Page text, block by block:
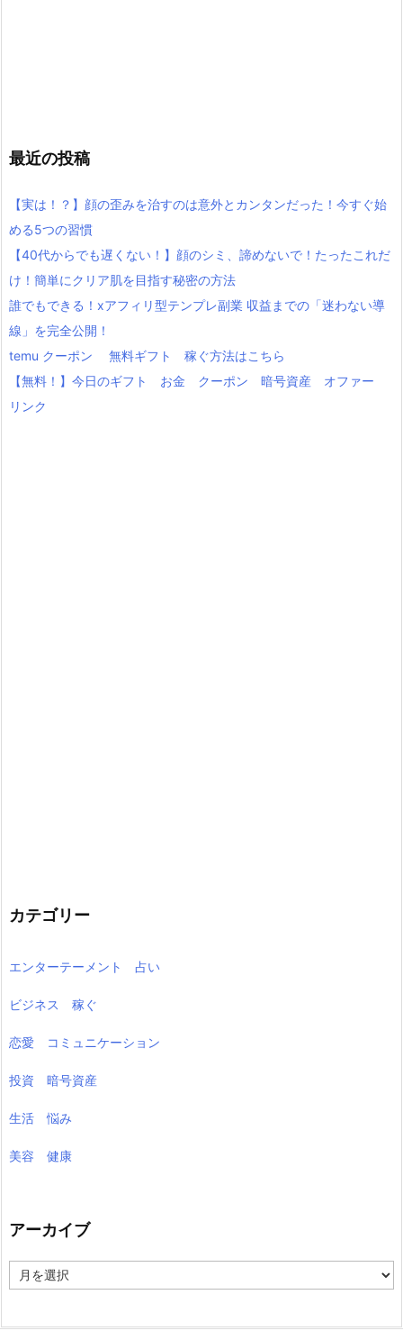
最近の投稿
【実は！？】顔の歪みを治すのは意外とカンタンだった！今すぐ始
める5つの習慣
【40代からでも遅くない！】顔のシミ、諦めないで！たったこれだ
け！簡単にクリア肌を目指す秘密の方法
誰でもできる！xアフィリ型テンプレ副業 収益までの「迷わない導
線」を完全公開！
temu クーポン 無料ギフト 稼ぐ方法はこちら
【無料！】今日のギフト お金 クーポン 暗号資産 オファー
リンク
カテゴリー
エンターテーメント 占い
ビジネス 稼ぐ
恋愛 コミュニケーション
投資 暗号資産
生活 悩み
美容 健康
アーカイブ
ー